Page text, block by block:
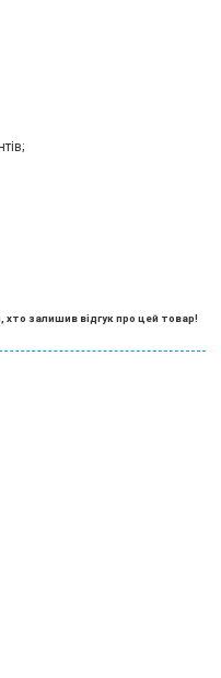
хто залишив відгук про цей товар!